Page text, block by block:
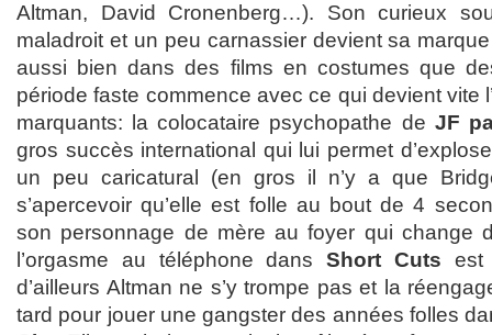
Altman, David Cronenberg…). Son curieux
maladroit et un peu carnassier devient sa
aussi bien dans des films en costumes que
période faste commence avec ce qui devient vite
marquants: la colocataire psychopathe de JF
gros succès international qui lui permet
un peu caricatural (en gros il n’y a que
s’apercevoir qu’elle est folle au bout de 4
son personnage de mère au foyer qui change
l’orgasme au téléphone dansShort Cuts est
d’ailleurs Altman ne s’y trompe pas et la
tard pour jouer une gangster des années folles